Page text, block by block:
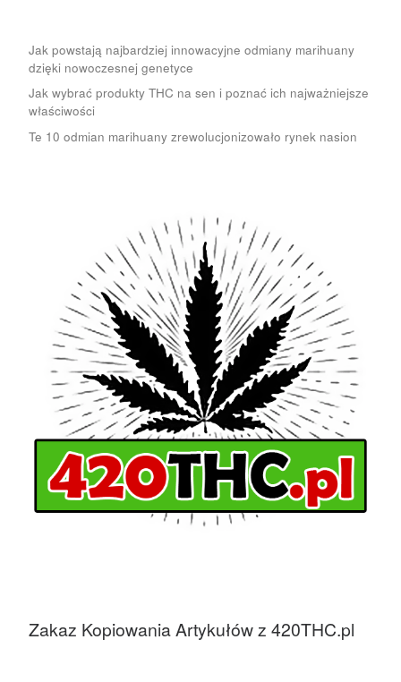
Jak powstają najbardziej innowacyjne odmiany marihuany
dzięki nowoczesnej genetyce
Jak wybrać produkty THC na sen i poznać ich najważniejsze
właściwości
Te 10 odmian marihuany zrewolucjonizowało rynek nasion
Zakaz Kopiowania Artykułów z 420THC.pl